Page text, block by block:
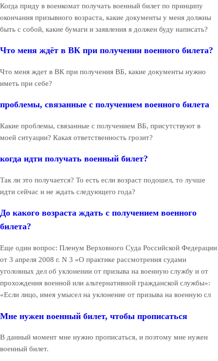
Когда приду в военкомат получать военный билет по принципу
окончания призывного возраста, какие документы у меня должны
быть с собой, какие бумаги и заявления я должен буду написать?
Что меня ждёт в ВК при получении военного билета?
Что меня ждет в ВК при получения ВБ, какие документы нужно
иметь при себе?
проблемы, связанные с получением военного билета
Какие проблемы, связанные с получением ВБ, присутствуют в
моей ситуации? Какая ответственность грозит?
когда идти получать военный билет?
Так ли это получается? То есть если возраст подошел, то лучше
идти сейчас и не ждать следующего года?
До какого возраста ждать с получением военного
билета?
Еще один вопрос: Пленум Верховного Суда Российской Федерации
от 3 апреля 2008 г. N 3 «О практике рассмотрения судами
уголовных дел об уклонении от призыва на военную службу и от
прохождения военной или альтернативной гражданской службы»:
«Если лицо, имея умысел на уклонение от призыва на военную сл
Мне нужен военный билет, чтобы прописаться
В данный момент мне нужно прописаться, и поэтому мне нужен
военный билет.